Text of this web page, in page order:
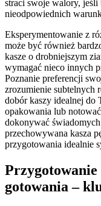
straci swoje walory,
nieodpowiednich
Eksperymentowanie z
może być również
kasze o drobniejszym
wymagać nieco innych
Poznanie preferencji
zrozumienie subtelnych
dobór kaszy idealnej do
opakowania lub
dokonywać
przechowywana kasza
przygotowania idealnie
Przygotowanie
gotowania –